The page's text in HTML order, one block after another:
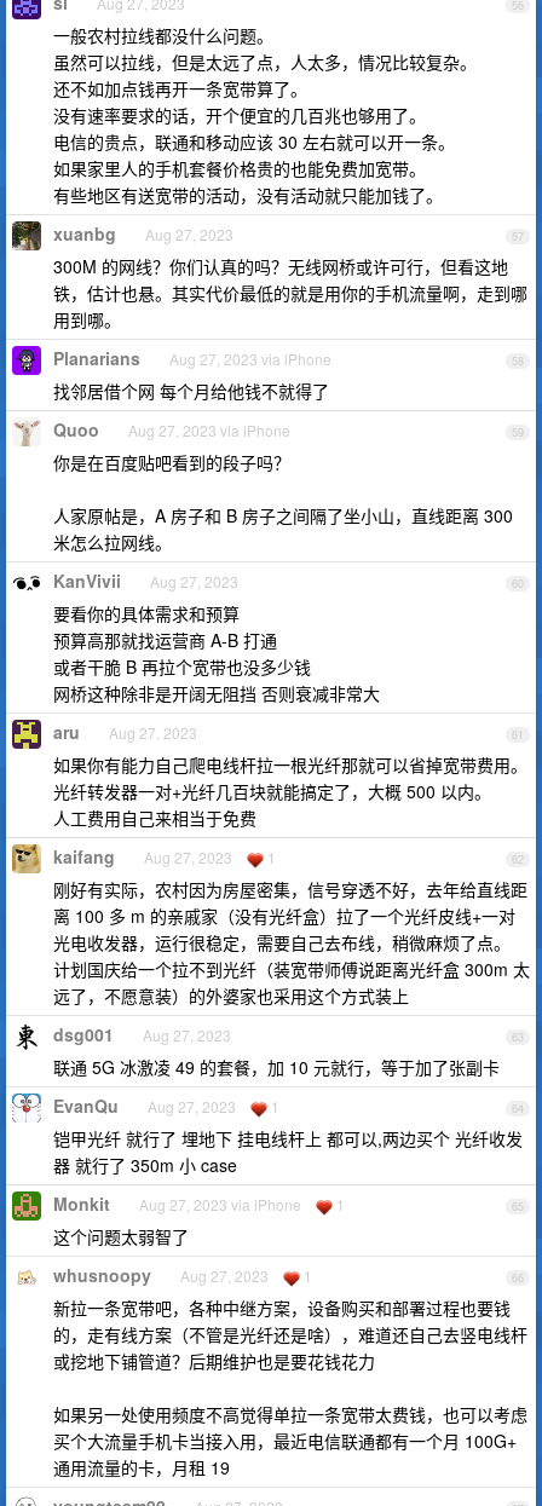
56
一般农村拉线都没什么问题。
虽然可以拉线，但是太远了点，人太多，情况比较复杂。
还不如加点钱再开一条宽带算了。
没有速率要求的话，开个便宜的几百兆也够用了。
电信的贵点，联通和移动应该 30 左右就可以开一条。
如果家里人的手机套餐价格贵的也能免费加宽带。
有些地区有送宽带的活动，没有活动就只能加钱了。
57
xuanbg Aug 27, 2023
300M 的网线？你们认真的吗？无线网桥或许可行，但看这地
铁，估计也悬。其实代价最低的就是用你的手机流量啊，走到哪
用到哪。
58
Planarians Aug 27, 2023 via iPhone
找邻居借个网 每个月给他钱不就得了
59
Quoo Aug 27, 2023 via iPhone
你是在百度贴吧看到的段子吗？
人家原帖是，A 房子和 B 房子之间隔了坐小山，直线距离 300
米怎么拉网线。
60
KanVivii Aug 27, 2023
要看你的具体需求和预算
预算高那就找运营商 A-B 打通
或者干脆 B 再拉个宽带也没多少钱
网桥这种除非是开阔无阻挡 否则衰减非常大
61
aru Aug 27, 2023
如果你有能力自己爬电线杆拉一根光纤那就可以省掉宽带费用。
光纤转发器一对+光纤几百块就能搞定了，大概 500 以内。
人工费用自己来相当于免费
62
kaifang Aug 27, 2023 1
刚好有实际，农村因为房屋密集，信号穿透不好，去年给直线距
离 100 多 m 的亲戚家（没有光纤盒）拉了一个光纤皮线+一对
光电收发器，运行很稳定，需要自己去布线，稍微麻烦了点。
计划国庆给一个拉不到光纤（装宽带师傅说距离光纤盒 300m 太
远了，不愿意装）的外婆家也采用这个方式装上
63
dsg001 Aug 27, 2023
联通 5G 冰激凌 49 的套餐，加 10 元就行，等于加了张副卡
64
EvanQu Aug 27, 2023 1
铠甲光纤 就行了 埋地下 挂电线杆上 都可以,两边买个 光纤收发
器 就行了 350m 小 case
65
Monkit Aug 27, 2023 via iPhone 1
这个问题太弱智了
66
whusnoopy Aug 27, 2023 1
新拉一条宽带吧，各种中继方案，设备购买和部署过程也要钱
的，走有线方案（不管是光纤还是啥），难道还自己去竖电线杆
或挖地下铺管道？后期维护也是要花钱花力
如果另一处使用频度不高觉得单拉一条宽带太费钱，也可以考虑
买个大流量手机卡当接入用，最近电信联通都有一个月 100G+
通用流量的卡，月租 19